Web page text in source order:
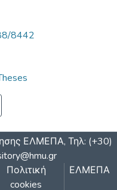
8442
ΕΛΜΕΠΑ, Τηλ: (+30)
Πολιτική
cookies
ΕΛΜΕΠΑ